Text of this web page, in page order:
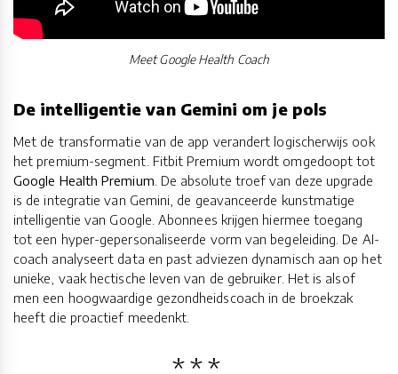
Meet Google Health Coach
De intelligentie van Gemini om je pols
Met de transformatie van de app verandert logischerwijs ook
het premium-segment. Fitbit Premium wordt omgedoopt tot
Google Health Premium . De absolute troef van deze upgrade
is de integratie van Gemini, de geavanceerde kunstmatige
intelligentie van Google. Abonnees krijgen hiermee toegang
tot een hyper-gepersonaliseerde vorm van begeleiding. De AI-
coach analyseert data en past adviezen dynamisch aan op het
unieke, vaak hectische leven van de gebruiker. Het is alsof
men een hoogwaardige gezondheidscoach in de broekzak
heeft die proactief meedenkt.